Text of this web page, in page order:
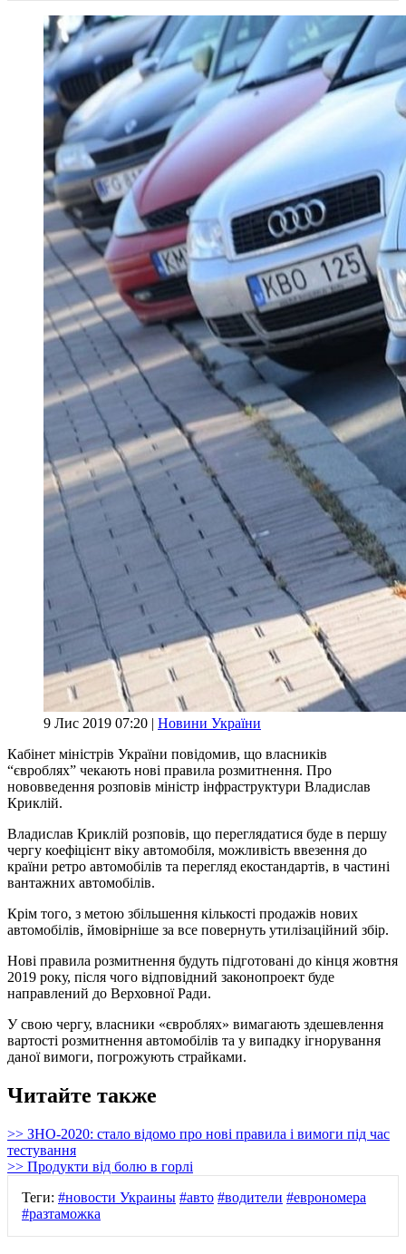
9 Лис 2019 07:20 | Новини України
Кабінет міністрів України повідомив, що власників
“євроблях” чекають нові правила розмитнення. Про
нововведення розповів міністр інфраструктури Владислав
Криклій.
Владислав Криклій розповів, що переглядатися буде в першу
чергу коефіцієнт віку автомобіля, можливість ввезення до
країни ретро автомобілів та перегляд екостандартів, в частині
вантажних автомобілів.
Крім того, з метою збільшення кількості продажів нових
автомобілів, ймовірніше за все повернуть утилізаційний збір.
Нові правила розмитнення будуть підготовані до кінця жовтня
2019 року, після чого відповідний законопроект буде
направлений до Верховної Ради.
У свою чергу, власники «євроблях» вимагають здешевлення
вартості розмитнення автомобілів та у випадку ігнорування
даної вимоги, погрожують страйками.
Читайте также
>> ЗНО-2020: стало відомо про нові правила і вимоги під час
тестування
>> Продукти від болю в горлі
Теги: #новости Украины #авто #водители #еврономера
#разтаможка